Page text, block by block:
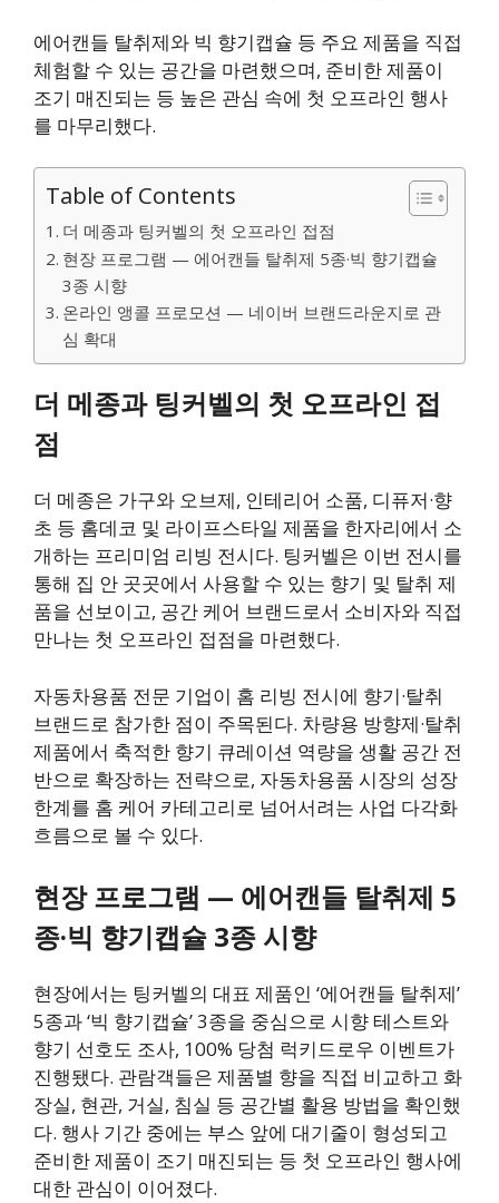
에어캔들 탈취제와 빅 향기캡슐 등 주요 제품을 직접
체험할 수 있는 공간을 마련했으며, 준비한 제품이
조기 매진되는 등 높은 관심 속에 첫 오프라인 행사
를 마무리했다.
Table of Contents
더 메종과 팅커벨의 첫 오프라인 접점
현장 프로그램 — 에어캔들 탈취제 5종·빅 향기캡슐
3종 시향
온라인 앵콜 프로모션 — 네이버 브랜드라운지로 관
심 확대
더 메종과 팅커벨의 첫 오프라인 접
점
더 메종은 가구와 오브제, 인테리어 소품, 디퓨저·향
초 등 홈데코 및 라이프스타일 제품을 한자리에서 소
개하는 프리미엄 리빙 전시다. 팅커벨은 이번 전시를
통해 집 안 곳곳에서 사용할 수 있는 향기 및 탈취 제
품을 선보이고, 공간 케어 브랜드로서 소비자와 직접
만나는 첫 오프라인 접점을 마련했다.
자동차용품 전문 기업이 홈 리빙 전시에 향기·탈취
브랜드로 참가한 점이 주목된다. 차량용 방향제·탈취
제품에서 축적한 향기 큐레이션 역량을 생활 공간 전
반으로 확장하는 전략으로, 자동차용품 시장의 성장
한계를 홈 케어 카테고리로 넘어서려는 사업 다각화
흐름으로 볼 수 있다.
현장 프로그램 — 에어캔들 탈취제 5
종·빅 향기캡슐 3종 시향
현장에서는 팅커벨의 대표 제품인 ‘에어캔들 탈취제’
5종과 ‘빅 향기캡슐’ 3종을 중심으로 시향 테스트와
향기 선호도 조사, 100% 당첨 럭키드로우 이벤트가
진행됐다. 관람객들은 제품별 향을 직접 비교하고 화
장실, 현관, 거실, 침실 등 공간별 활용 방법을 확인했
다. 행사 기간 중에는 부스 앞에 대기줄이 형성되고
준비한 제품이 조기 매진되는 등 첫 오프라인 행사에
대한 관심이 이어졌다.